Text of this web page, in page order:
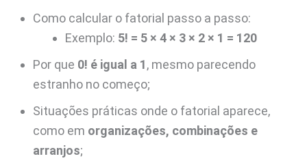
Como calcular o fatorial passo a passo:
Exemplo: 5! = 5 × 4 × 3 × 2 × 1 = 120
Por que 0! é igual a 1, mesmo parecendo
estranho no começo;
Situações práticas onde o fatorial aparece,
como em organizações, combinações e
arranjos;